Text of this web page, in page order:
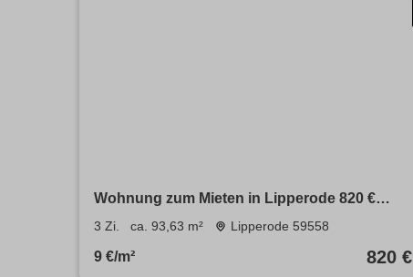
Wohnung zum Mieten in Lipperode 820 €
93.63 m²
3 Zi. ca. 93,63 m² Lipperode 59558
9 €/m² 820 €